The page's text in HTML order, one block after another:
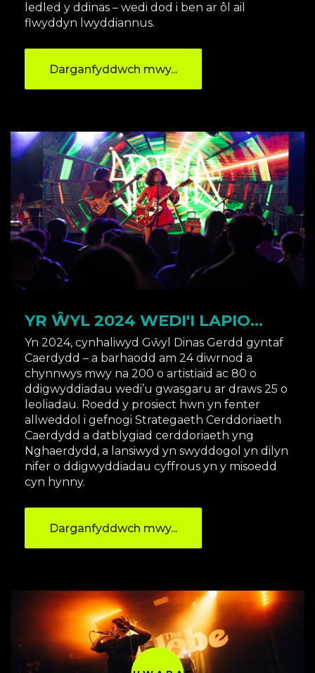
ledled y ddinas – wedi dod i ben ar ôl ail
flwyddyn lwyddiannus.
Darganfyddwch mwy...
YR ŴYL 2024 WEDI'I LAPIO...
Yn 2024, cynhaliwyd Gŵyl Dinas Gerdd gyntaf
Caerdydd – a barhaodd am 24 diwrnod a
chynnwys mwy na 200 o artistiaid ac 80 o
ddigwyddiadau wedi’u gwasgaru ar draws 25 o
leoliadau. Roedd y prosiect hwn yn fenter
allweddol i gefnogi Strategaeth Cerddoriaeth
Caerdydd a datblygiad cerddoriaeth yng
Nghaerdydd, a lansiwyd yn swyddogol yn dilyn
nifer o ddigwyddiadau cyffrous yn y misoedd
cyn hynny.
Darganfyddwch mwy...